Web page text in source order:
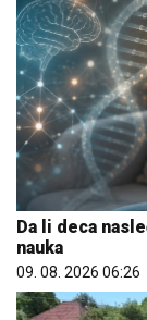
Da li deca
nauka
09. 08. 2026 06:26